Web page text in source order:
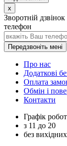
x
Зворотній дзвінок
телефон
Передзвоніть мені
Про нас
Додаткові
Оплата
Обмін і
Контакти
Графік
з 11 до 20
без вихідних